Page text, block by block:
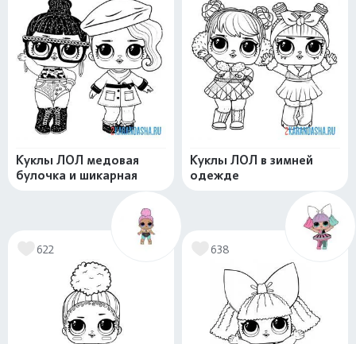
Куклы ЛОЛ медовая
булочка и шикарная
Куклы ЛОЛ в зимней
одежде
622 638